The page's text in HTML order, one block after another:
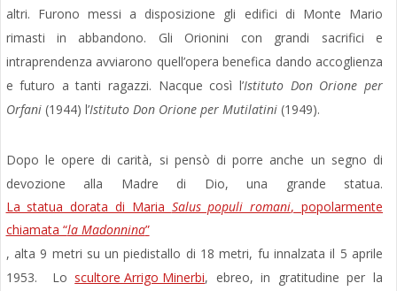
altri. Furono messi a disposizione gli edifici di Monte Mario
rimasti in abbandono. Gli Orionini con grandi sacrifici e
intraprendenza avviarono quell’opera benefica dando accoglienza
e futuro a tanti ragazzi. Nacque così l’Istituto Don Orione per
Orfani (1944) l’Istituto Don Orione per Mutilatini (1949).
Dopo le opere di carità, si pensò di porre anche un segno di
devozione alla Madre di Dio, una grande statua.
La statua dorata di Maria Salus populi romani, popolarmente
chiamata “la Madonnina”
, alta 9 metri su un piedistallo di 18 metri, fu innalzata il 5 aprile
1953. Lo scultore Arrigo Minerbi, ebreo, in gratitudine per la